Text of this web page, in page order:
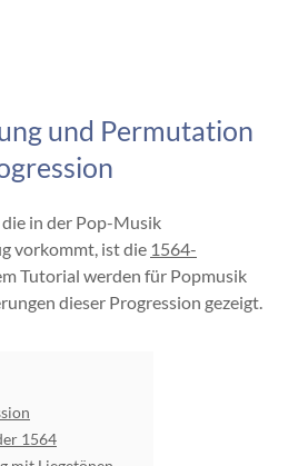
und Permutation
in der Pop-Musik
vorkommt, ist die 1564-
Tutorial werden für Popmusik
dieser Progression gezeigt.
1564